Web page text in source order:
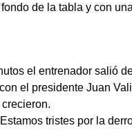
de la tabla y con
el entrenador salió
el presidente Juan
tristes por la